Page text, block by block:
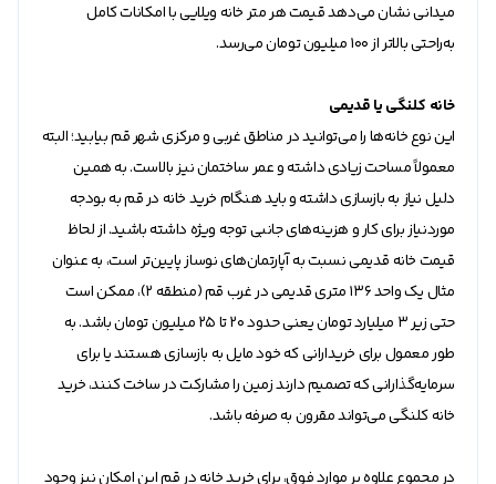
میدانی نشان می‌دهد قیمت هر متر خانه ویلایی با امکانات کامل
به‌راحتی بالاتر از ۱۰۰ میلیون تومان می‌رسد.
خانه کلنگی یا قدیمی
این نوع خانه‌ها را می‌توانید در مناطق غربی و مرکزی شهر قم بیابید؛ البته
معمولاً مساحت زیادی داشته و عمر ساختمان نیز بالاست. به همین
دلیل نیاز به بازسازی داشته و باید هنگام خرید خانه در قم به بودجه
موردنیاز برای کار و هزینه‌های جانبی توجه ویژه داشته باشید. از لحاظ
قیمت خانه قدیمی نسبت به آپارتمان‌های نوساز پایین‌تر است، به عنوان
مثال یک واحد ۱۳۶ متری قدیمی در غرب قم (منطقه ۲)، ممکن است
حتی زیر ۳ میلیارد تومان یعنی حدود ۲۰ تا 25 میلیون تومان باشد. به
طور معمول برای خریدارانی که خود مایل به بازسازی هستند یا برای
سرمایه‌گذارانی که تصمیم دارند زمین را مشارکت در ساخت کنند، خرید
خانه کلنگی می‌تواند مقرون به صرفه باشد.
در مجموع علاوه بر موارد فوق، برای خرید خانه در قم این امکان نیز وجود